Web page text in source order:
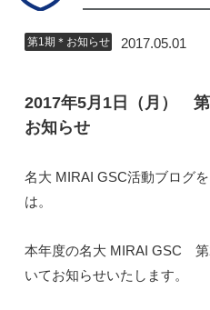
第1期＊お知らせ 2017.05.01
2017年5月1日（月）
お知らせ
名大 MIRAI GSC活動ブログ
は。
本年度の名大 MIRAI GSC 第
いてお知らせいたします。